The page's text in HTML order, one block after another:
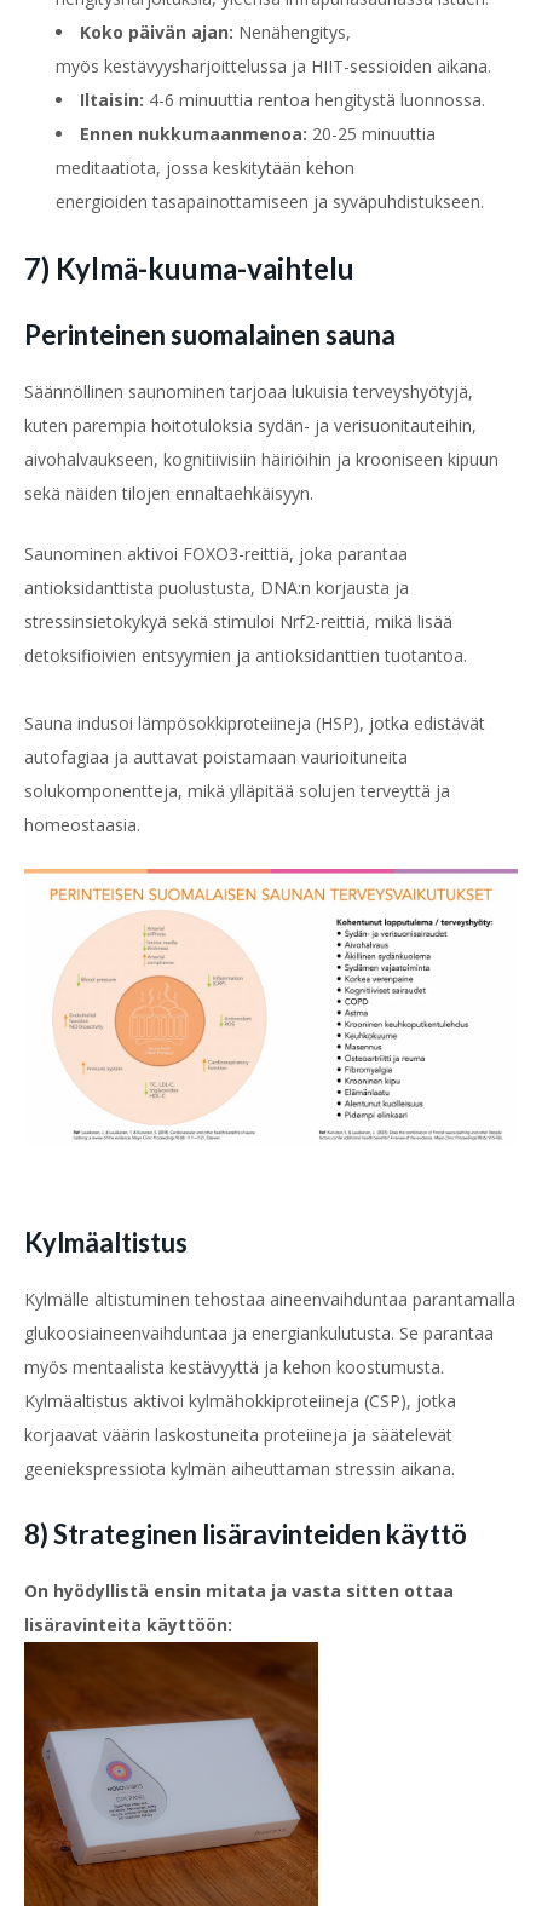
Koko päivän ajan: Nenähengitys,
myös kestävyysharjoittelussa ja HIIT-sessioiden aikana.
Iltaisin: 4-6 minuuttia rentoa hengitystä luonnossa.
Ennen nukkumaanmenoa: 20-25 minuuttia
meditaatiota, jossa keskitytään kehon
energioiden tasapainottamiseen ja syväpuhdistukseen.
7) Kylmä-kuuma-vaihtelu
Perinteinen suomalainen sauna
Säännöllinen saunominen tarjoaa lukuisia terveyshyötyjä,
kuten parempia hoitotuloksia sydän- ja verisuonitauteihin,
aivohalvaukseen, kognitiivisiin häiriöihin ja krooniseen kipuun
sekä näiden tilojen ennaltaehkäisyyn.
Saunominen aktivoi FOXO3-reittiä, joka parantaa
antioksidanttista puolustusta, DNA:n korjausta ja
stressinsietokykyä sekä stimuloi Nrf2-reittiä, mikä lisää
detoksifioivien entsyymien ja antioksidanttien tuotantoa.
Sauna indusoi lämpösokkiproteiineja (HSP), jotka edistävät
autofagiaa ja auttavat poistamaan vaurioituneita
solukomponentteja, mikä ylläpitää solujen terveyttä ja
homeostaasia.
Kylmäaltistus
Kylmälle altistuminen tehostaa aineenvaihduntaa parantamalla
glukoosiaineenvaihduntaa ja energiankulutusta. Se parantaa
myös mentaalista kestävyyttä ja kehon koostumusta.
Kylmäaltistus aktivoi kylmähokkiproteiineja (CSP), jotka
korjaavat väärin laskostuneita proteiineja ja säätelevät
geeniekspressiota kylmän aiheuttaman stressin aikana.
8) Strateginen lisäravinteiden käyttö
On hyödyllistä ensin mitata ja vasta sitten ottaa
lisäravinteita käyttöön: